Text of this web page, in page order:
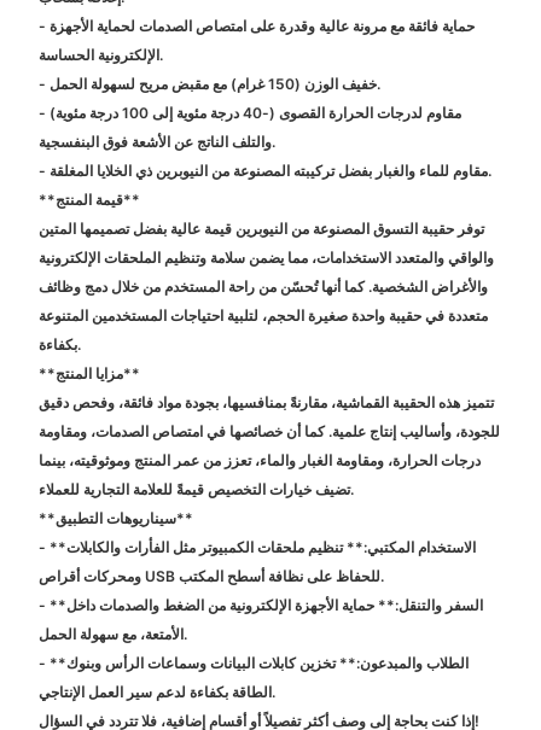
- حماية فائقة مع مرونة عالية وقدرة على امتصاص الصدمات لحماية الأجهزة
الإلكترونية الحساسة.
- خفيف الوزن (150 غرام) مع مقبض مريح لسهولة الحمل.
- مقاوم لدرجات الحرارة القصوى (-40 درجة مئوية إلى 100 درجة مئوية)
والتلف الناتج عن الأشعة فوق البنفسجية.
- مقاوم للماء والغبار بفضل تركيبته المصنوعة من النيوبرين ذي الخلايا المغلقة.
**قيمة المنتج**
توفر حقيبة التسوق المصنوعة من النيوبرين قيمة عالية بفضل تصميمها المتين
والواقي والمتعدد الاستخدامات، مما يضمن سلامة وتنظيم الملحقات الإلكترونية
والأغراض الشخصية. كما أنها تُحسّن من راحة المستخدم من خلال دمج وظائف
متعددة في حقيبة واحدة صغيرة الحجم، لتلبية احتياجات المستخدمين المتنوعة
بكفاءة.
**مزايا المنتج**
تتميز هذه الحقيبة القماشية، مقارنةً بمنافسيها، بجودة مواد فائقة، وفحص دقيق
للجودة، وأساليب إنتاج علمية. كما أن خصائصها في امتصاص الصدمات، ومقاومة
درجات الحرارة، ومقاومة الغبار والماء، تعزز من عمر المنتج وموثوقيته، بينما
تضيف خيارات التخصيص قيمةً للعلامة التجارية للعملاء.
**سيناريوهات التطبيق**
- **الاستخدام المكتبي:** تنظيم ملحقات الكمبيوتر مثل الفأرات والكابلات
ومحركات أقراص USB للحفاظ على نظافة أسطح المكتب.
- **السفر والتنقل:** حماية الأجهزة الإلكترونية من الضغط والصدمات داخل
الأمتعة، مع سهولة الحمل.
- **الطلاب والمبدعون:** تخزين كابلات البيانات وسماعات الرأس وبنوك
الطاقة بكفاءة لدعم سير العمل الإنتاجي.
إذا كنت بحاجة إلى وصف أكثر تفصيلاً أو أقسام إضافية، فلا تتردد في السؤال!